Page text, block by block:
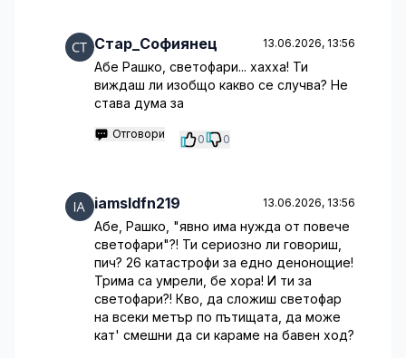
Стар_Софиянец 13.06.2026, 13:56
Абе Рашко, светофари... хахха! Ти
виждаш ли изобщо какво се случва? Не
става дума за
Отговори 0 0
iamsldfn219 13.06.2026, 13:56
Абе, Рашко, "явно има нужда от повече
светофари"?! Ти сериозно ли говориш,
пич? 26 катастрофи за едно денонощие!
Трима са умрели, бе хора! И ти за
светофари?! Кво, да сложиш светофар
на всеки метър по пътищата, да може
кат' смешни да си караме на бавен ход?